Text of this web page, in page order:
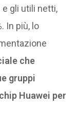
e gli utili netti,
In più, lo
che
gruppi
Huawei per